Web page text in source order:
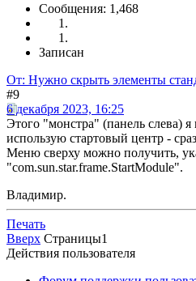
Сообщения: 1,468
Записан
От: Нужно скрыть элементы
#9
6 декабря 2023, 16:25
Этого "монстра" (панель слева)
использую стартовый центр -
Меню сверху можно получить,
"com.sun.star.frame.StartModule".
Владимир.
Печать
Вверх Страницы1
Действия пользователя